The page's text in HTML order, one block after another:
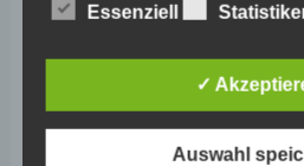
August 2025
Juli 2025identifizierbare
personenbezogene
Verarbeitung
werden.
Essenziell
✓
Auswahl